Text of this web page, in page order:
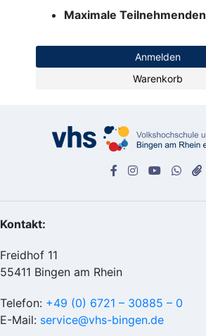
Maximale Teilnehmenden
Anmelden
Warenkorb
Kontakt:
Freidhof 11
55411 Bingen am Rhein
Telefon: +49 (0) 6721 – 30885 – 0
E-Mail: service@vhs-bingen.de